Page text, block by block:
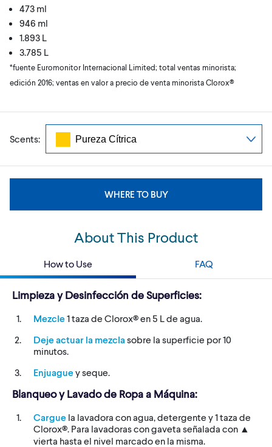
473 ml
946 ml
1.893 L
3.785 L
*fuente Euromonitor Internacional Limited; total ventas minorista;
edición 2016; ventas en valor a precio de venta minorista Clorox®
Scents:
WHERE TO BUY
About This Product
How to Use FAQ
Limpieza y Desinfección de Superficies:
Mezcle1 taza de Clorox® en 5 L de agua.
Deje actuar la mezcla sobre la superficie por 10
minutos.
Enjuaguey seque.
Blanqueo y Lavado de Ropa a Máquina:
Cargue la lavadora con agua, detergente y 1 taza de
Clorox®. Para lavadoras con gaveta señalada con ▲
vierta hasta el nivel marcado en la misma.